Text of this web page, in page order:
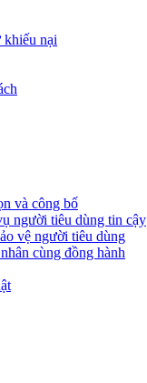
khiếu nại
và công bố
người tiêu dùng tin cậy
vệ người tiêu dùng
cùng đồng hành